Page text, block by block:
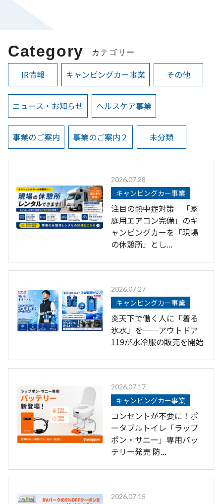
Category カテゴリー
IR情報 キャンピングカー事業 その他
ニュース・お知らせ ヘルスケア事業
事業のご案内 事業のご案内２ 未分類
2026.07.28
キャンピングカー事業
注目の熱中症対策 「家
庭用エアコン完備」のキ
ャンピングカーを「現場
の休憩所」とし...
2026.07.27
キャンピングカー事業
炎天下で働く人に「着る
氷水」を──アウトドア
119が水冷服の販売を開始
2026.07.17
キャンピングカー事業
コンセントが不要に！ポ
ータブルトイレ「ラップ
ポン・サニー」専用バッ
テリー発売 防...
2026.07.15